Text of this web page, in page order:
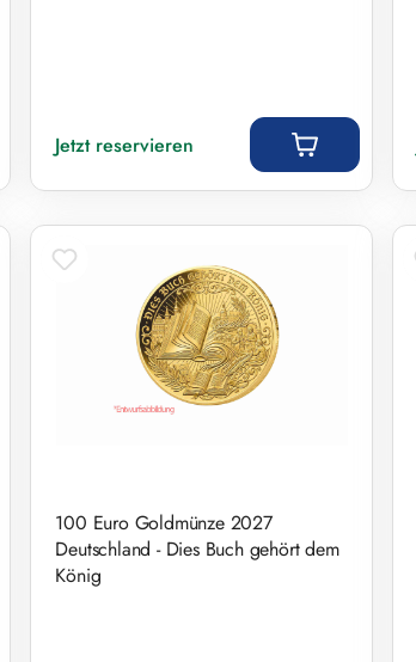
Jetzt reservieren
100 Euro Goldmünze 2027
Deutschland - Dies Buch gehört dem
König